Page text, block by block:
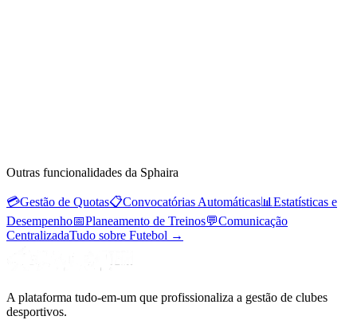
Outras funcionalidades da Sphaira
💳Gestão de Quotas📋Convocatórias Automáticas📊 Estatísticas e
Desempenho📅Planeamento de Treinos💬Comunicação
CentralizadaTudo sobre Futebol →
A plataforma tudo-em-um que profissionaliza a gestão de clubes
desportivos.